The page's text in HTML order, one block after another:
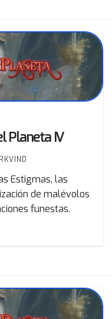
Planeta IV
Estigmas, las
de malévolos
funestas.